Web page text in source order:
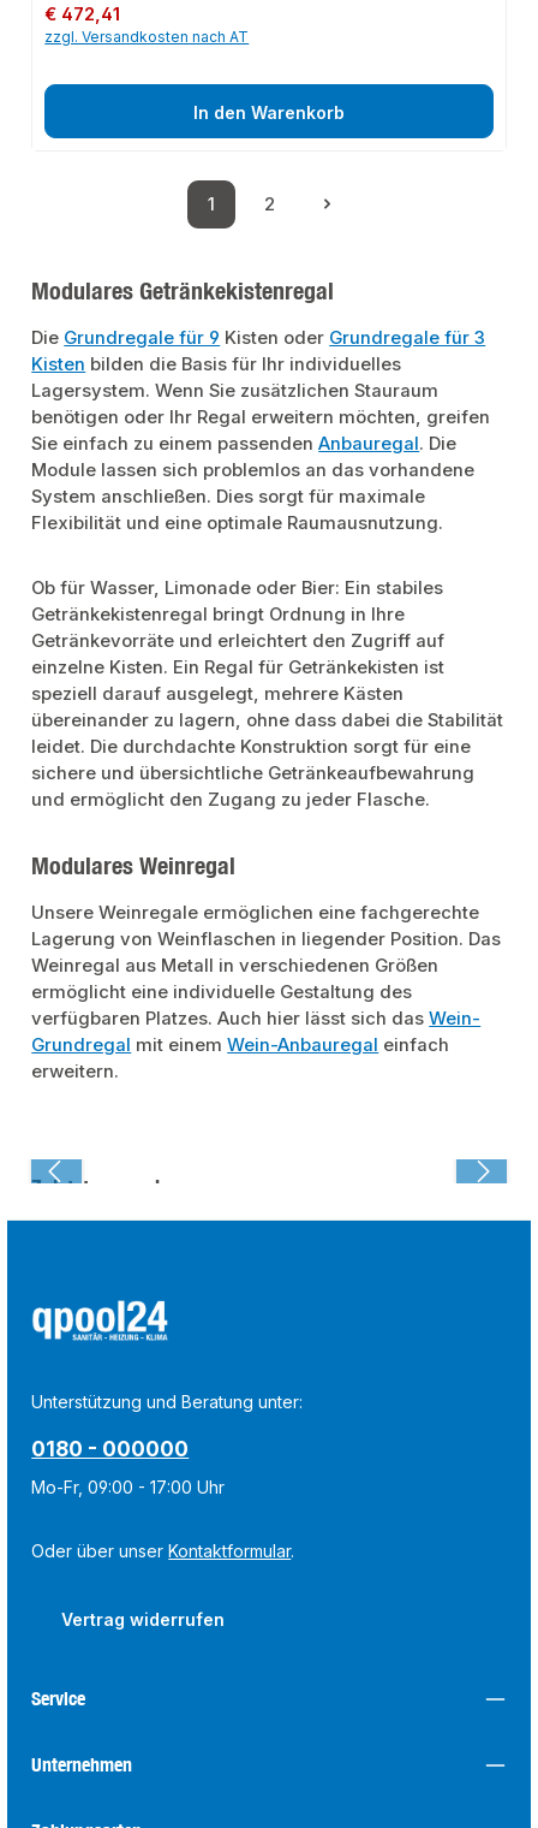
Regulärer Preis:
€ 472,41
zzgl. Versandkosten nach AT
In den Warenkorb
Seite
1
Seite
2
Modulares Getränkekistenregal
Die Grundregale für 9 Kisten oder Grundregale für 3
Kisten bilden die Basis für Ihr individuelles
Lagersystem. Wenn Sie zusätzlichen Stauraum
benötigen oder Ihr Regal erweitern möchten, greifen
Sie einfach zu einem passendenAnbauregal. Die
Module lassen sich problemlos an das vorhandene
System anschließen. Dies sorgt für maximale
Flexibilität und eine optimale Raumausnutzung.
Ob für Wasser, Limonade oder Bier: Ein stabiles
Getränkekistenregal bringt Ordnung in Ihre
Getränkevorräte und erleichtert den Zugriff auf
einzelne Kisten. Ein Regal für Getränkekisten ist
speziell darauf ausgelegt, mehrere Kästen
übereinander zu lagern, ohne dass dabei die Stabilität
leidet. Die durchdachte Konstruktion sorgt für eine
sichere und übersichtliche Getränkeaufbewahrung
und ermöglicht den Zugang zu jeder Flasche.
Modulares Weinregal
Unsere Weinregale ermöglichen eine fachgerechte
Lagerung von Weinflaschen in liegender Position. Das
Weinregal aus Metall in verschiedenen Größen
ermöglicht eine individuelle Gestaltung des
verfügbaren Platzes. Auch hier lässt sich dasWein-
Grundregal mit einemWein-Anbauregal einfach
erweitern.
Zuletzt angesehen:
Unterstützung und Beratung unter:
0180 - 000000
Mo-Fr, 09:00 - 17:00 Uhr
Oder über unserKontaktformular.
Vertrag widerrufen
Service
Unternehmen